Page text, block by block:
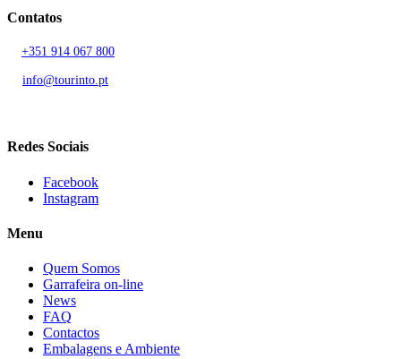
Contatos
+351 914 067 800
info@tourinto.pt
Redes Sociais
Facebook
Instagram
Menu
Quem Somos
Garrafeira on-line
News
FAQ
Contactos
Embalagens e Ambiente